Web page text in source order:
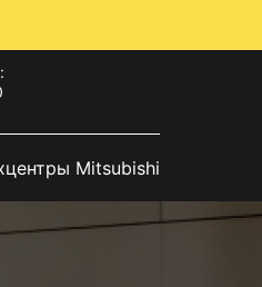
Mitsubishi